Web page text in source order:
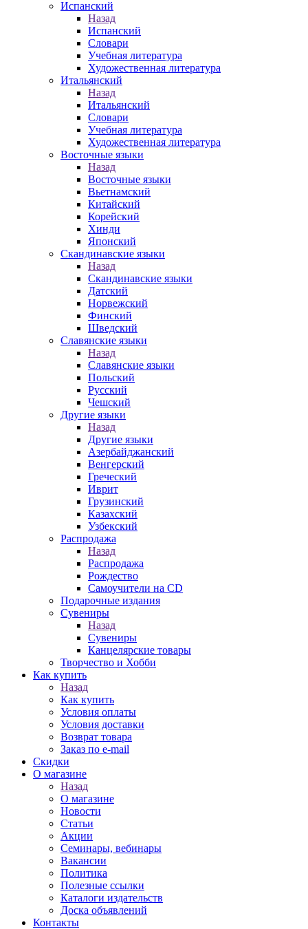
Испанский
Назад
Испанский
Словари
Учебная литература
Художественная литература
Итальянский
Назад
Итальянский
Словари
Учебная литература
Художественная литература
Восточные языки
Назад
Восточные языки
Вьетнамский
Китайский
Корейский
Хинди
Японский
Скандинавские языки
Назад
Скандинавские языки
Датский
Норвежский
Финский
Шведский
Славянские языки
Назад
Славянские языки
Польский
Русский
Чешский
Другие языки
Назад
Другие языки
Азербайджанский
Венгерский
Греческий
Иврит
Грузинский
Казахский
Узбекский
Распродажа
Назад
Распродажа
Рождество
Самоучители на CD
Подарочные издания
Сувениры
Назад
Сувениры
Канцелярские товары
Творчество и Хобби
Как купить
Назад
Как купить
Условия оплаты
Условия доставки
Возврат товара
Заказ по e-mail
Скидки
О магазине
Назад
О магазине
Новости
Статьи
Акции
Семинары, вебинары
Вакансии
Политика
Полезные ссылки
Каталоги издательств
Доска объявлений
Контакты